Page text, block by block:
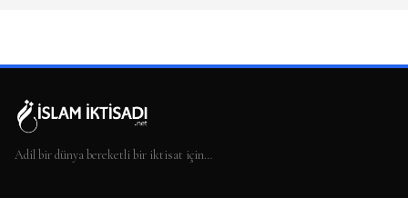
Adil bir dünya bereketli bir iktisat için…